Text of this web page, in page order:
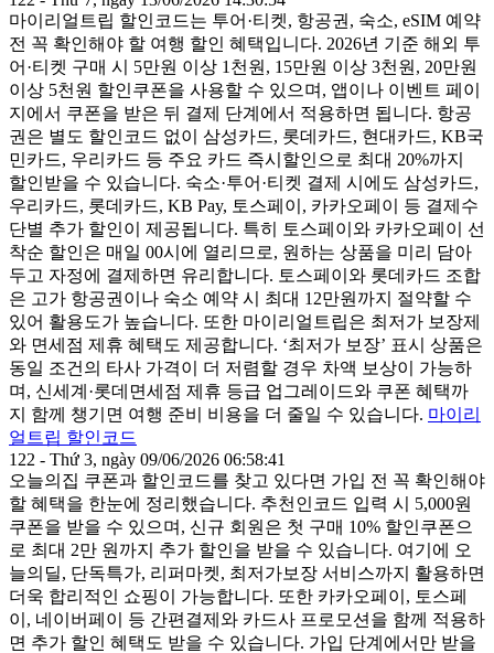
마이리얼트립 할인코드는 투어·티켓, 항공권, 숙소, eSIM 예약
전 꼭 확인해야 할 여행 할인 혜택입니다. 2026년 기준 해외 투
어·티켓 구매 시 5만원 이상 1천원, 15만원 이상 3천원, 20만원
이상 5천원 할인쿠폰을 사용할 수 있으며, 앱이나 이벤트 페이
지에서 쿠폰을 받은 뒤 결제 단계에서 적용하면 됩니다. 항공
권은 별도 할인코드 없이 삼성카드, 롯데카드, 현대카드, KB국
민카드, 우리카드 등 주요 카드 즉시할인으로 최대 20%까지
할인받을 수 있습니다. 숙소·투어·티켓 결제 시에도 삼성카드,
우리카드, 롯데카드, KB Pay, 토스페이, 카카오페이 등 결제수
단별 추가 할인이 제공됩니다. 특히 토스페이와 카카오페이 선
착순 할인은 매일 00시에 열리므로, 원하는 상품을 미리 담아
두고 자정에 결제하면 유리합니다. 토스페이와 롯데카드 조합
은 고가 항공권이나 숙소 예약 시 최대 12만원까지 절약할 수
있어 활용도가 높습니다. 또한 마이리얼트립은 최저가 보장제
와 면세점 제휴 혜택도 제공합니다. ‘최저가 보장’ 표시 상품은
동일 조건의 타사 가격이 더 저렴할 경우 차액 보상이 가능하
며, 신세계·롯데면세점 제휴 등급 업그레이드와 쿠폰 혜택까
지 함께 챙기면 여행 준비 비용을 더 줄일 수 있습니다. 마이리
얼트립 할인코드
122 - Thứ 3, ngày 09/06/2026 06:58:41
오늘의집 쿠폰과 할인코드를 찾고 있다면 가입 전 꼭 확인해야
할 혜택을 한눈에 정리했습니다. 추천인코드 입력 시 5,000원
쿠폰을 받을 수 있으며, 신규 회원은 첫 구매 10% 할인쿠폰으
로 최대 2만 원까지 추가 할인을 받을 수 있습니다. 여기에 오
늘의딜, 단독특가, 리퍼마켓, 최저가보장 서비스까지 활용하면
더욱 합리적인 쇼핑이 가능합니다. 또한 카카오페이, 토스페
이, 네이버페이 등 간편결제와 카드사 프로모션을 함께 적용하
면 추가 할인 혜택도 받을 수 있습니다. 가입 단계에서만 받을